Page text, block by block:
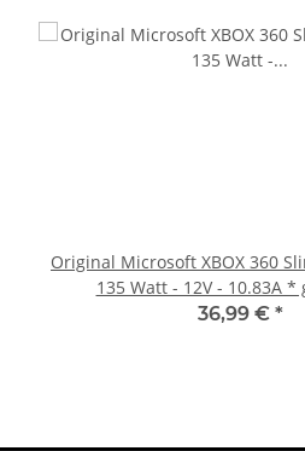
Original Microsoft XBOX 360
135 Watt - 12V - 10.83A
36,99 € *